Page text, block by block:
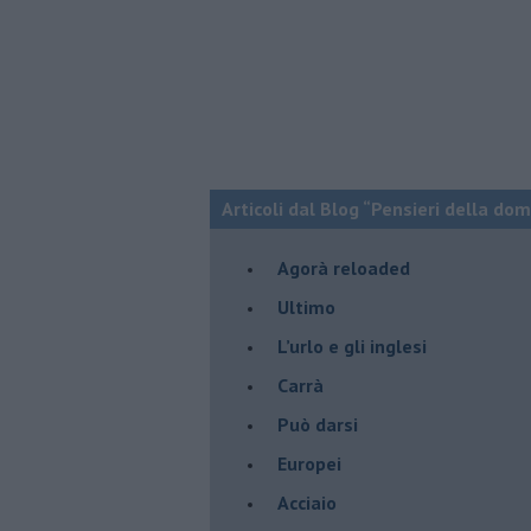
Articoli dal Blog “Pensieri della
​Agorà reloaded
Ultimo
​L’urlo e gli inglesi
Carrà
Può darsi
Europei
Acciaio